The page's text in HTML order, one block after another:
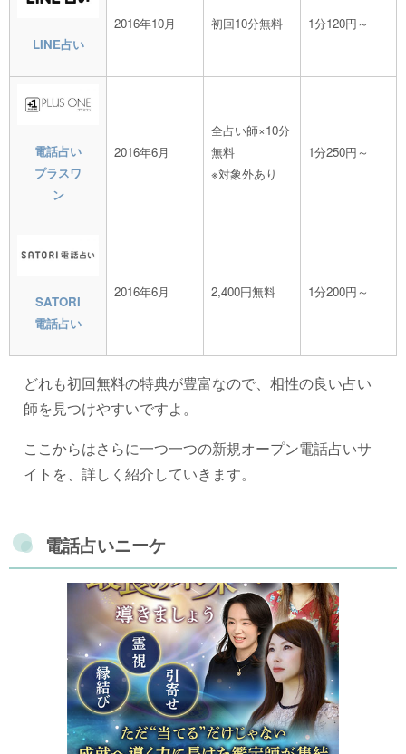
LINE占い
2016年10月 初回10分無料 1分120円～
電話占い
プラスワ
ン
2016年6月
全占い師×10分
無料
※対象外あり
1分250円～
SATORI
電話占い
2016年6月 2,400円無料 1分200円～
どれも初回無料の特典が豊富なので、相性の良い占い
師を見つけやすいですよ。
ここからはさらに一つ一つの新規オープン電話占いサ
イトを、詳しく紹介していきます。
電話占いニーケ